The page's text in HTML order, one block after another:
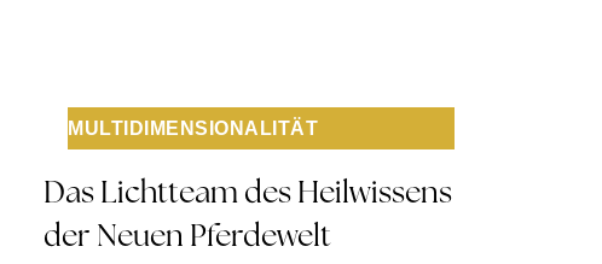
MULTIDIMENSIONALITÄT
Das Lichtteam des Heilwissens
der Neuen Pferdewelt